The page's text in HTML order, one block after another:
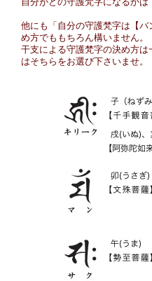
他にも「自分の守護梵字は【
め方でももちろん構いません。
干支による守護梵字の決め方
はそちらをお選び下さいませ。